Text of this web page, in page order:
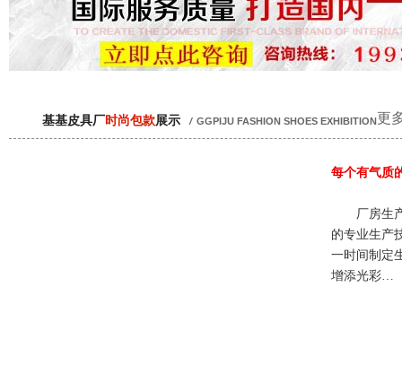
更
基基皮具厂时尚包款展示 / GGPIJU FASHION SHOES EXHIBITION
每个有气质
厂房生
的专业生产
一时间制定
增添光彩…